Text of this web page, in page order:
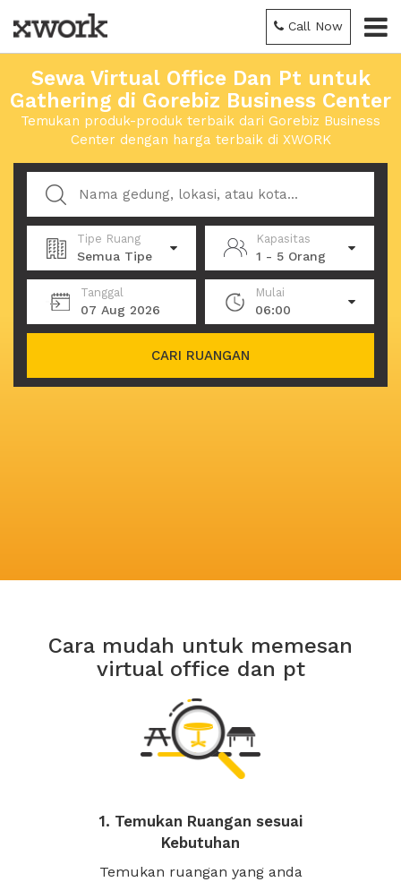
Call Now
Sewa Virtual Office Dan Pt untuk
Gathering di Gorebiz Business Center
Temukan produk-produk terbaik dari Gorebiz Business
Center dengan harga terbaik di XWORK
Tipe Ruang
Semua Tipe
Kapasitas
1 - 5 Orang
Tanggal
07 Aug 2026
Mulai
06:00
CARI RUANGAN
Cara mudah untuk memesan
virtual office dan pt
1. Temukan Ruangan sesuai
Kebutuhan
Temukan ruangan yang anda